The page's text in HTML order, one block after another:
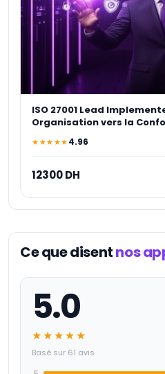
ISO 27001 Lead
Organisation vers la
★★★★★4.96
12300 DH
Ce que disentnos
5.0
★★★★★
Basé sur 61 avis